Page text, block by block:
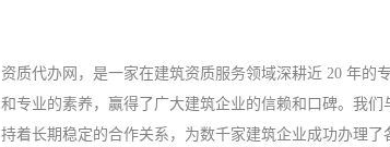
资质代办网，是一家在建筑资质服务领域深耕近 20 年的
和专业的素养，赢得了广大建筑企业的信赖和口碑。我
持着长期稳定的合作关系，为数千家建筑企业成功办理